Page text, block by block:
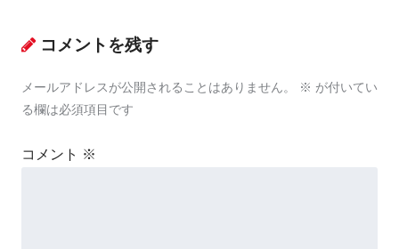
コメントを残す
メールアドレスが公開されることはありません。 ※ が付いてい
る欄は必須項目です
コメント ※